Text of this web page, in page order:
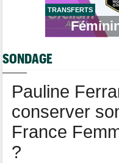
Tour de France Femmes
Une portion de la 7e
pour 1 an
TRANSFERTS
SONDAGE
Pauline
conserver
France
?